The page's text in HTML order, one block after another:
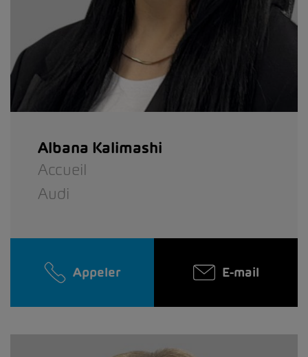
Albana Kalimashi
Accueil
Audi
Appeler E-mail